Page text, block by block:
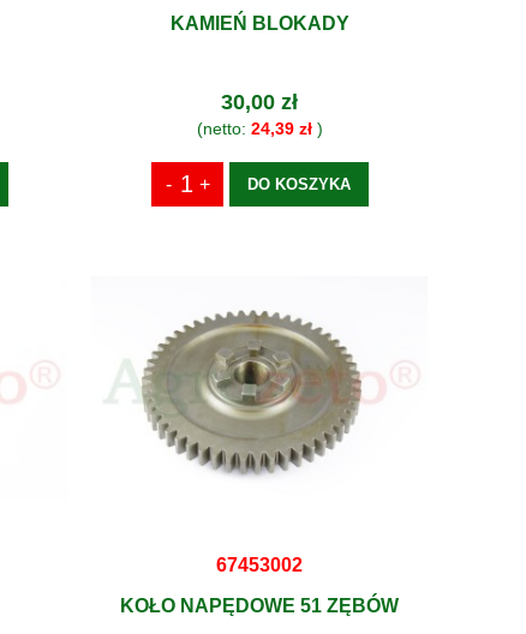
KAMIEŃ BLOKADY
30,00 zł
(netto: 24,39 zł)
DO KOSZYKA
67453002
KOŁO NAPĘDOWE 51 ZĘBÓW